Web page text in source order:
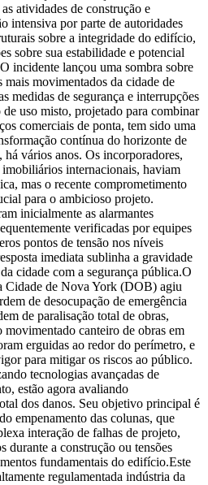
atividades de construção e
intensiva por parte de autoridades
sobre a integridade do edifício,
sobre sua estabilidade e potencial
incidente lançou uma sombra sobre
movimentados da cidade de
medidas de segurança e interrupções
de uso misto, projetado para combinar
comerciais de ponta, tem sido uma
contínua do horizonte de
vários anos. Os incorporadores,
internacionais, haviam
mas o recente comprometimento
para o ambicioso projeto.
inicialmente as alarmantes
verificadas por equipes
pontos de tensão nos níveis
imediata sublinha a gravidade
cidade com a segurança pública.O
Cidade de Nova York (DOB) agiu
de desocupação de emergência
de paralisação total de obras,
canteiro de obras em
erguidas ao redor do perímetro, e
para mitigar os riscos ao público.
tecnologias avançadas de
estão agora avaliando
dos danos. Seu objetivo principal é
empenamento das colunas, que
interação de falhas de projeto,
durante a construção ou tensões
fundamentais do edifício.Este
regulamentada indústria da